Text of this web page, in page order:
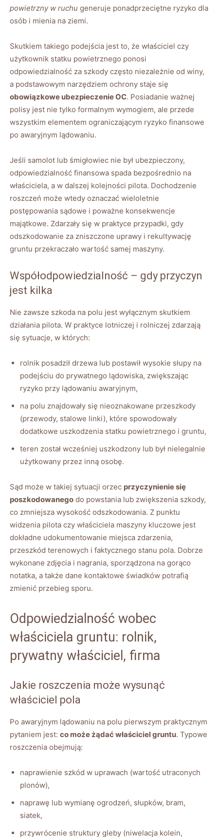
powietrzny w ruchu generuje ponadprzeciętne ryzyko dla
osób i mienia na ziemi.
Skutkiem takiego podejścia jest to, że właściciel czy
użytkownik statku powietrznego ponosi
odpowiedzialność za szkody często niezależnie od winy,
a podstawowym narzędziem ochrony staje się
obowiązkowe ubezpieczenie OC. Posiadanie ważnej
polisy jest nie tylko formalnym wymogiem, ale przede
wszystkim elementem ograniczającym ryzyko finansowe
po awaryjnym lądowaniu.
Jeśli samolot lub śmigłowiec nie był ubezpieczony,
odpowiedzialność finansowa spada bezpośrednio na
właściciela, a w dalszej kolejności pilota. Dochodzenie
roszczeń może wtedy oznaczać wieloletnie
postępowania sądowe i poważne konsekwencje
majątkowe. Zdarzały się w praktyce przypadki, gdy
odszkodowanie za zniszczone uprawy i rekultywację
gruntu przekraczało wartość samej maszyny.
Współodpowiedzialność – gdy przyczyn
jest kilka
Nie zawsze szkoda na polu jest wyłącznym skutkiem
działania pilota. W praktyce lotniczej i rolniczej zdarzają
się sytuacje, w których:
rolnik posadził drzewa lub postawił wysokie słupy na
podejściu do prywatnego lądowiska, zwiększając
ryzyko przy lądowaniu awaryjnym,
na polu znajdowały się nieoznakowane przeszkody
(przewody, stalowe linki), które spowodowały
dodatkowe uszkodzenia statku powietrznego i gruntu,
teren został wcześniej uszkodzony lub był nielegalnie
użytkowany przez inną osobę.
Sąd może w takiej sytuacji orzec przyczynienie się
poszkodowanego do powstania lub zwiększenia szkody,
co zmniejsza wysokość odszkodowania. Z punktu
widzenia pilota czy właściciela maszyny kluczowe jest
dokładne udokumentowanie miejsca zdarzenia,
przeszkód terenowych i faktycznego stanu pola. Dobrze
wykonane zdjęcia i nagrania, sporządzona na gorąco
notatka, a także dane kontaktowe świadków potrafią
zmienić przebieg sporu.
Odpowiedzialność wobec
właściciela gruntu: rolnik,
prywatny właściciel, firma
Jakie roszczenia może wysunąć
właściciel pola
Po awaryjnym lądowaniu na polu pierwszym praktycznym
pytaniem jest: co może żądać właściciel gruntu. Typowe
roszczenia obejmują:
naprawienie szkód w uprawach (wartość utraconych
plonów),
naprawę lub wymianę ogrodzeń, słupków, bram,
siatek,
przywrócenie struktury gleby (niwelacja kolein,